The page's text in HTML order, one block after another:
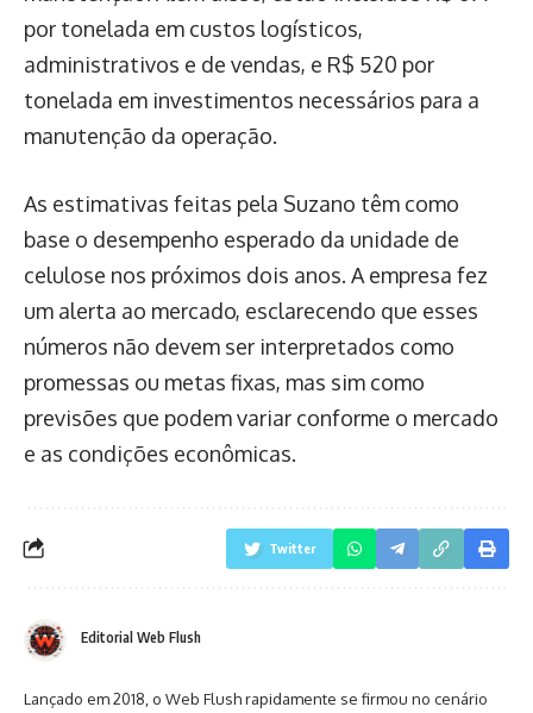
por tonelada em custos logísticos,
administrativos e de vendas, e R$ 520 por
tonelada em investimentos necessários para a
manutenção da operação.
As estimativas feitas pela Suzano têm como
base o desempenho esperado da unidade de
celulose nos próximos dois anos. A empresa fez
um alerta ao mercado, esclarecendo que esses
números não devem ser interpretados como
promessas ou metas fixas, mas sim como
previsões que podem variar conforme o mercado
e as condições econômicas.
Twitter
Editorial Web Flush
Lançado em 2018, o Web Flush rapidamente se firmou no cenário